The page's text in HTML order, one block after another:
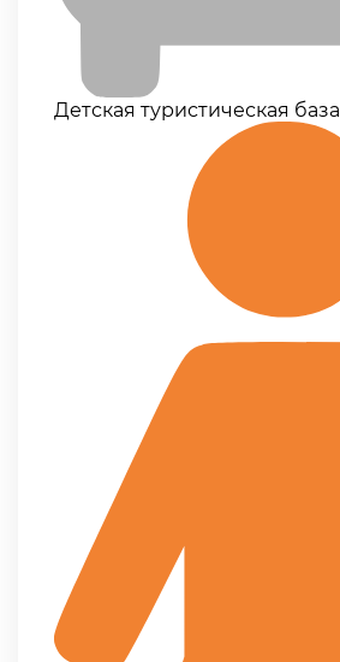
Детская туристическая база